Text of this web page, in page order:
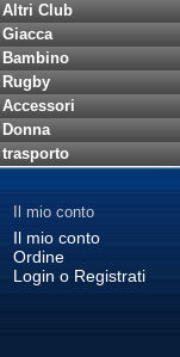
Altri Club
Giacca
Bambino
Rugby
Accessori
Donna
trasporto
Il mio conto
Il mio conto
Ordine
Login o Registrati